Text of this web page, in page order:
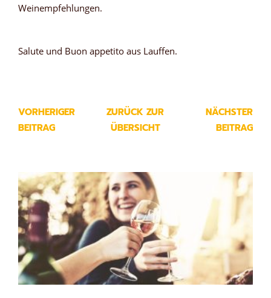
Weinempfehlungen.
Salute und Buon appetito aus Lauffen.
VORHERIGER
BEITRAG
ZURÜCK ZUR
ÜBERSICHT
NÄCHSTER
BEITRAG